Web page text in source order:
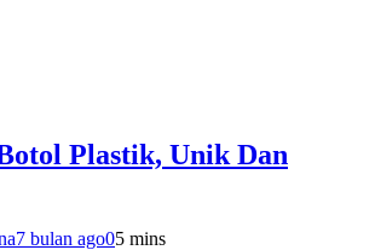
Plastik, Unik Dan
7 bulan ago05 mins